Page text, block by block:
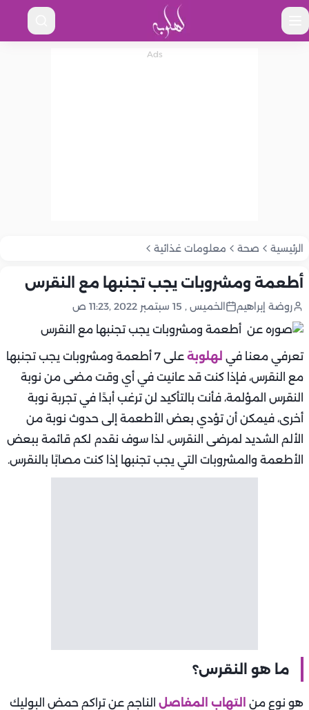
الرئيسية صحة معلومات غذائية
أطعمة ومشروبات يجب تجنبها مع النقرس
روضة إبراهيم الخميس , 15 سبتمبر 2022 ,11:23 ص
تعرفي معنا في لهلوبة
على 7 أطعمة ومشروبات يجب تجنبها
مع النقرس، فإذا كنت قد عانيت في أي وقت مضى من نوبة
النقرس المؤلمة، فأنت بالتأكيد لن ترغب أبدًا في تجربة نوبة
أخرى، فيمكن أن تؤدي بعض الأطعمة إلى حدوث نوبة من
الألم الشديد لمرضى النقرس، لذا سوف نقدم لكم قائمة ببعض
الأطعمة والمشروبات التي يجب تجنبها إذا كنت مصابًا بالنقرس.
ما هو النقرس؟
هو نوع من التهاب المفاصل الناجم عن تراكم حمض البوليك